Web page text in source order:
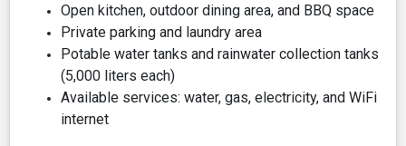
Open kitchen, outdoor dining area, and BBQ space
Private parking and laundry area
Potable water tanks and rainwater collection tanks
(5,000 liters each)
Available services: water, gas, electricity, and WiFi
internet